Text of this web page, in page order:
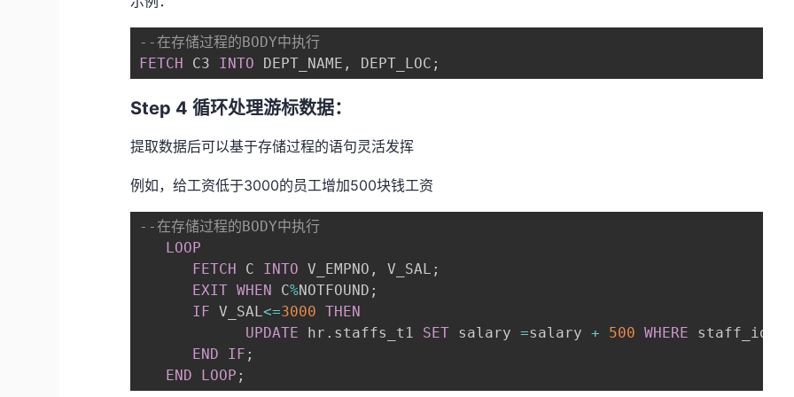
--在存储过程的BODY中执行
FETCH C3 INTO DEPT_NAME , DEPT_LOC ;
Step 4 循环处理游标数据：
提取数据后可以基于存储过程的语句灵活发挥
例如，给工资低于3000的员工增加500块钱工资
--在存储过程的BODY中执行
LOOP
FETCH C INTO V_EMPNO , V_SAL ;
EXIT WHEN C%NOTFOUND ;
IF V_SAL<=3000 THEN
UPDATE hr . staffs_t1 SET salary =salary + 500 WHERE staff_id
END
IF ;
END
LOOP ;